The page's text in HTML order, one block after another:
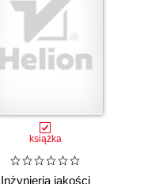
książka
Inżynieria jakości